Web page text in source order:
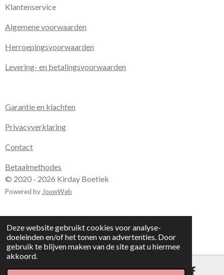
Deze website gebruikt cookies voor analyse-
doeleinden en/of het tonen van advertenties. Door
gebruik te blijven maken van de site gaat u hiermee
akkoord.
Klantenservice
Algemene voorwaarden
Herroepingsvoorwaarden
Levering- en betalingsvoorwaarden
Garantie en klachten
Privacyverklaring
Contact
Betaalmethodes
© 2020 - 2026 Kirday Boetiek
Powered by JouwWeb